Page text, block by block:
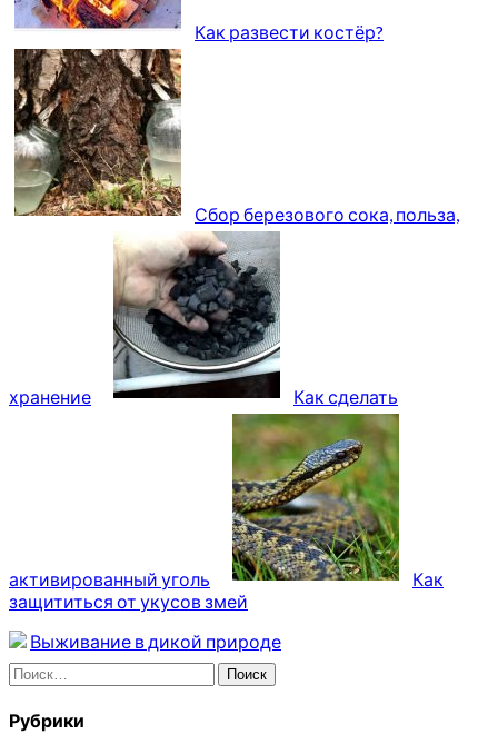
Как развести костёр?
Сбор березового сока, польза,
хранение Как сделать
активированный уголь
Как
защититься от укусов змей
Выживание в дикой природе
Найти:
Рубрики